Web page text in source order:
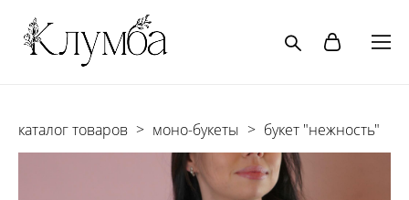
каталог товаров > моно-букеты > букет "нежность"